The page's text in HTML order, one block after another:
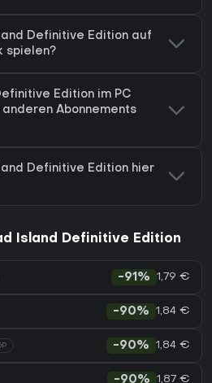
Definitive Edition auf
spielen?
Edition im PC
Abonnements
Definitive Edition hier
Island Definitive Edition
-91% 1,79 €
-90% 1,84 €
-90% 1,84 €
-90% 1,87 €